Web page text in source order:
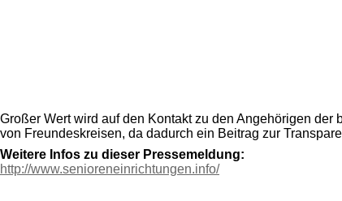
Großer Wert wird auf den Kontakt zu den Angehörigen
von Freundeskreisen, da dadurch ein Beitrag zur
Weitere Infos zu dieser Pressemeldung:
http://www.senioreneinrichtungen.info/